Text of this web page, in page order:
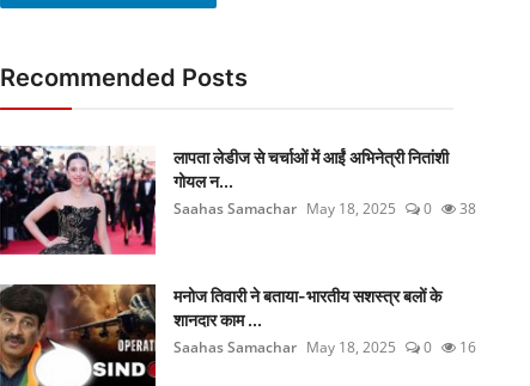
Recommended Posts
लापता लेडीज से चर्चाओं में आईं अभिनेत्री नितांशी
गोयल न...
Saahas Samachar May 18, 2025 0 38
मनोज तिवारी ने बताया-भारतीय सशस्त्र बलों के
शानदार काम ...
Saahas Samachar May 18, 2025 0 16